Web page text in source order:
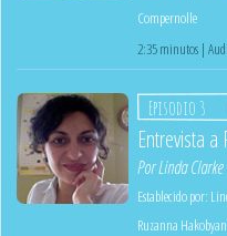
Compernolle
2:35 minutos |
Episodio 3
Entrevista a
PorLinda Clarke
Establecido por:
Ruzanna Hakobyan